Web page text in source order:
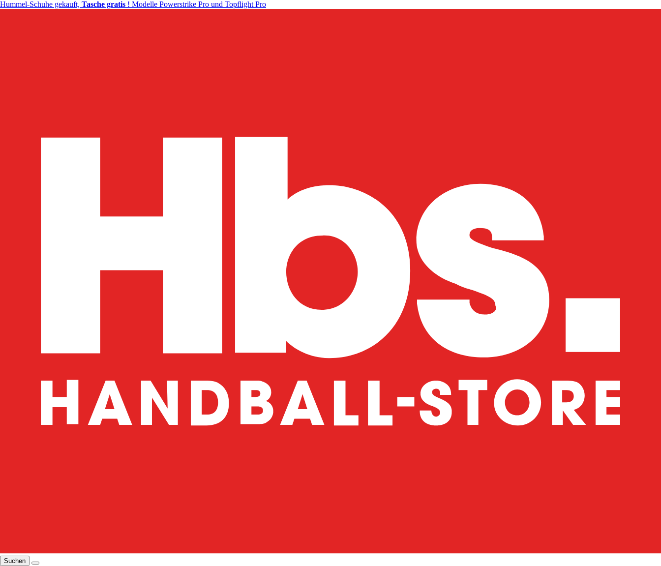
Hummel-Schuhe gekauft, Tasche gratis ! Modelle Powerstrike Pro und Topflight Pro
Suchen